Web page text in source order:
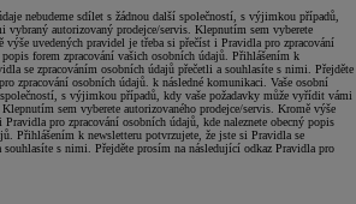
nebudeme sdílet s žádnou další společností, s výjimkou případů,
vybraný autorizovaný prodejce/servis. Klepnutím sem vyberete
výše uvedených pravidel je třeba si přečíst i Pravidla pro zpracování
forem zpracování vašich osobních údajů. Přihlášením k
se zpracováním osobních údajů přečetli a souhlasíte s nimi. Přejděte
zpracování osobních údajů. k následné komunikaci. Vaše osobní
s výjimkou případů, kdy vaše požadavky může vyřídit vámi
sem vyberete autorizovaného prodejce/servis. Kromě výše
pro zpracování osobních údajů, kde naleznete obecný popis
Přihlášením k newsletteru potvrzujete, že jste si Pravidla se
souhlasíte s nimi. Přejděte prosím na následující odkaz Pravidla pro